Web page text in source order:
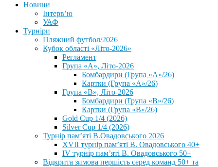
Новини
Інтерв’ю
УАФ
Турніри
Пляжний футбол/2026
Кубок області «Літо-2026»
Регламент
Група «А», Літо-2026
Бомбардири (Група «А»/26)
Картки (Група «А»/26)
Група «В», Літо-2026
Бомбардири (Група «В»/26)
Картки (Група «В»/26)
Gold Cup 1/4 (2026)
Silver Cup 1/4 (2026)
Турнір пам’яті В.Овадовського 2026
XVII турнір пам’яті В. Овадовського 40+
IV турнір пам’яті В. Овадовського 50+
Відкрита зимова першість серед команд 50+ та